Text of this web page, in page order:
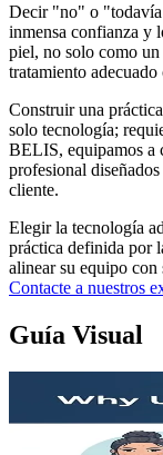
Decir "no" o "todavía
inmensa confianza y
piel, no solo como
tratamiento
Construir una
solo tecnología;
BELIS, equipamos a
profesional
cliente.
Elegir la tecnología
práctica definida por
alinear su equipo con
Contacte a nuestros
Guía Visual